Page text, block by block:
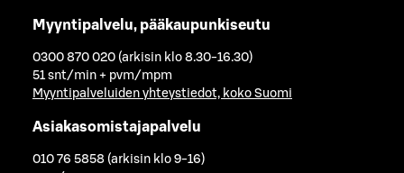
Myyntipalvelu, pääkaupunkiseutu
0300 870 020 (arkisin klo 8.30-16.30)
51 snt/min + pvm/mpm
Myyntipalveluiden yhteystiedot, koko Suomi
Asiakasomistajapalvelu
010 76 5858 (arkisin klo 9-16)